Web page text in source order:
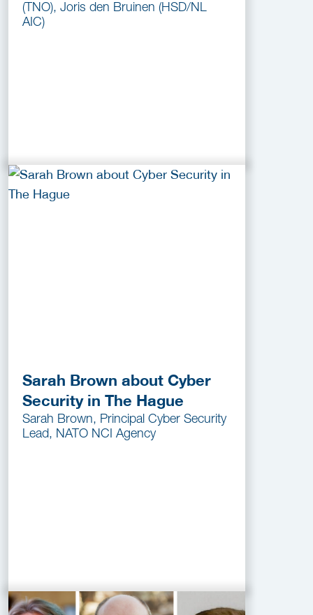
(TNO), Joris den Bruinen (HSD/NL
AIC)
Sarah Brown about Cyber
Security in The Hague
Sarah Brown, Principal Cyber Security
Lead, NATO NCI Agency